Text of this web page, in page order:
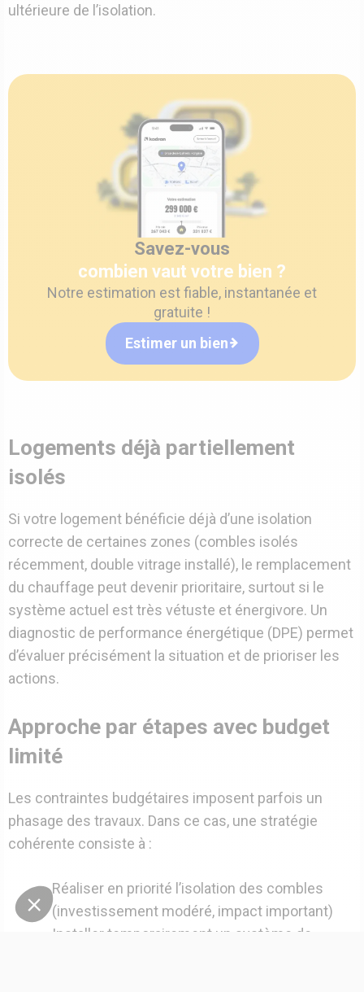
ultérieure de l’isolation.
Savez-vous
combien vaut votre bien ?
Notre estimation est fiable, instantanée et
gratuite !
Estimer un bien
Logements déjà partiellement
isolés
Si votre logement bénéficie déjà d’une isolation
correcte de certaines zones (combles isolés
récemment, double vitrage installé), le remplacement
du chauffage peut devenir prioritaire, surtout si le
système actuel est très vétuste et énergivore. Un
diagnostic de performance énergétique (DPE) permet
d’évaluer précisément la situation et de prioriser les
actions.
Approche par étapes avec budget
limité
Les contraintes budgétaires imposent parfois un
phasage des travaux. Dans ce cas, une stratégie
cohérente consiste à :
Réaliser en priorité l’isolation des combles
(investissement modéré, impact important)
Installer temporairement un système de